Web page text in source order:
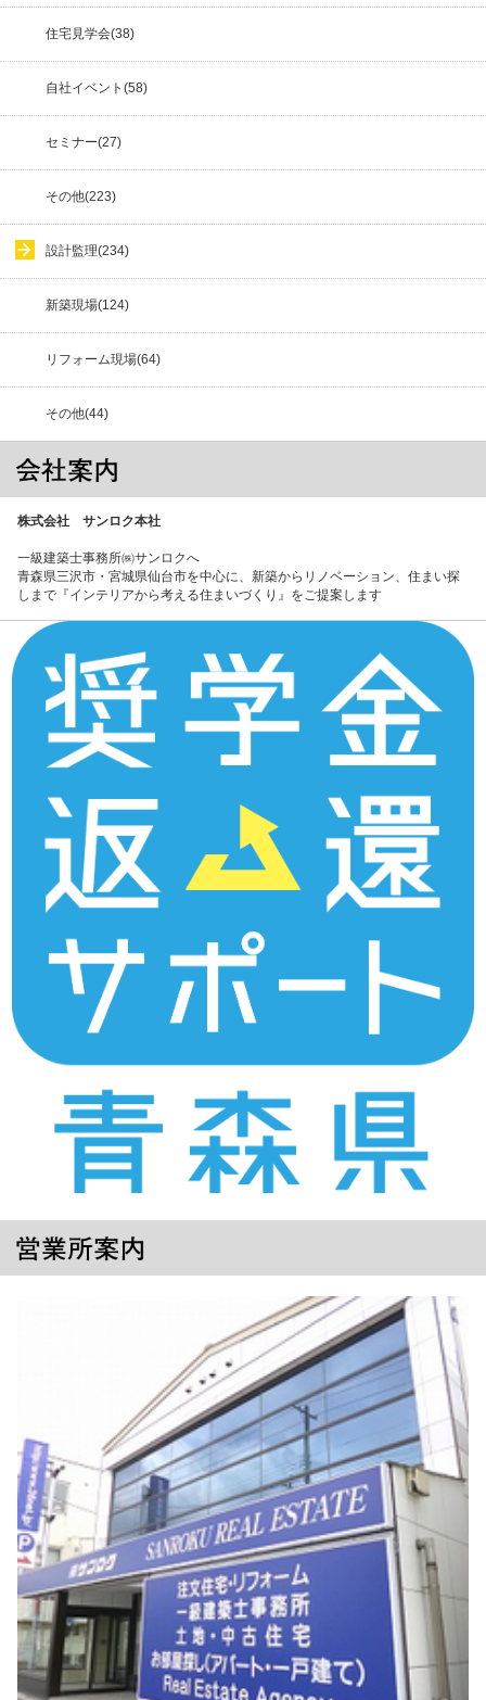
住宅見学会(38)
自社イベント(58)
セミナー(27)
その他(223)
設計監理(234)
新築現場(124)
リフォーム現場(64)
その他(44)
株式会社 サンロク本社
一級建築士事務所㈱サンロクへ
青森県三沢市・宮城県仙台市を中心に、新築からリノベーション、住まい探
しまで『インテリアから考える住まいづくり』をご提案します